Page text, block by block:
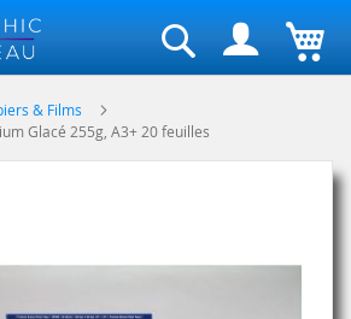
Rechercher
& Films
Glacé 255g, A3+ 20 feuilles